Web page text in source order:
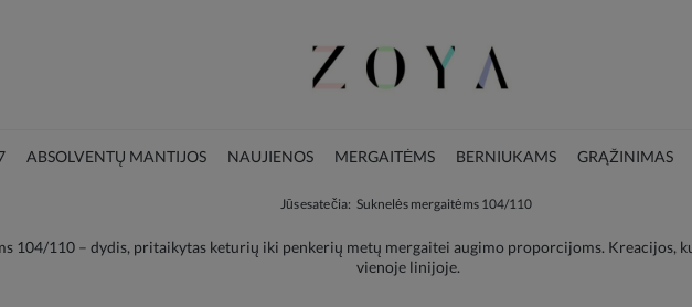
ABSOLVENTŲ MANTIJOS NAUJIENOS MERGAITĖMS BERNIUKAMS GRĄŽINIMAS
Jūs esate čia: Suknelės mergaitėms 104/110
104/110 – dydis, pritaikytas keturių iki penkerių metų mergaitei augimo proporcijoms. Kreacijos,
vienoje linijoje.